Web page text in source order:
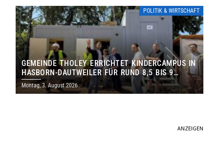
POLITIK & WIRTSCHAFT
GEMEINDE THOLEY ERRICHTET KINDERCAMPUS IN
HASBORN-DAUTWEILER FÜR RUND 8,5 BIS 9
MILLIONEN EURO
Montag, 3. August 2026
ANZEIGEN